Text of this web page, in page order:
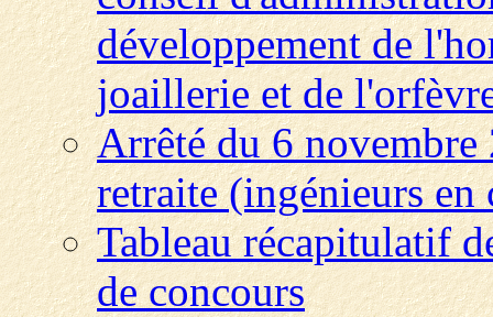
développement de
joaillerie et de
Arrêté du 6
retraite (ingénieurs en
Tableau récapitulatif
de concours